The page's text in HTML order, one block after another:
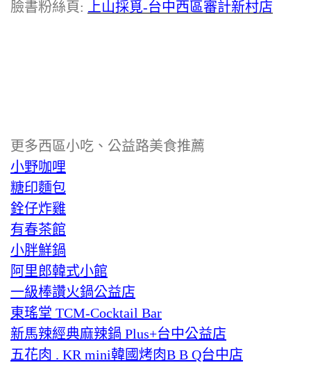
臉書粉絲頁:
上山採覓-台中西區審計新村店
更多西區小吃、公益路美食推薦
小野咖哩
糖印麵包
銓仔炸雞
有春茶館
小胖鮮鍋
阿里郎韓式小館
一級棒讚火鍋公益店
東瑤堂 TCM-Cocktail Bar
新馬辣經典麻辣鍋 Plus+台中公益店
五花肉 . KR mini韓國烤肉B B Q台中店